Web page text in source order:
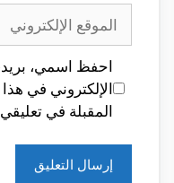
الإلكتروني
احفظ اسمي،
الإلكتروني في
المقبلة في